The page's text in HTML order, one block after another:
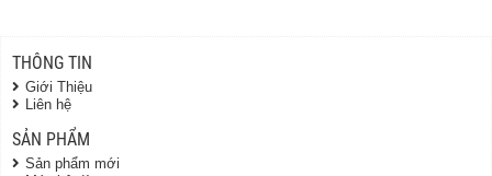
THÔNG TIN
Giới Thiệu
Liên hệ
SẢN PHẨM
Sản phẩm mới